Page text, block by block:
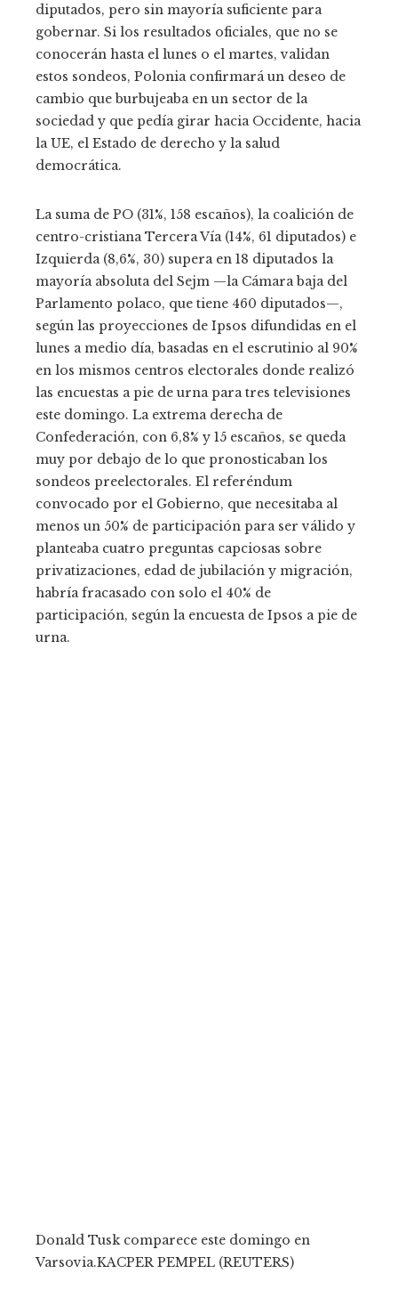
diputados, pero sin mayoría suficiente para
gobernar. Si los resultados oficiales, que no se
conocerán hasta el lunes o el martes, validan
estos sondeos, Polonia confirmará un deseo de
cambio que burbujeaba en un sector de la
sociedad y que pedía girar hacia Occidente, hacia
la UE, el Estado de derecho y la salud
democrática.
La suma de PO (31%, 158 escaños), la coalición de
centro-cristiana Tercera Vía (14%, 61 diputados) e
Izquierda (8,6%, 30) supera en 18 diputados la
mayoría absoluta del Sejm —la Cámara baja del
Parlamento polaco, que tiene 460 diputados—,
según las proyecciones de Ipsos difundidas en el
lunes a medio día, basadas en el escrutinio al 90%
en los mismos centros electorales donde realizó
las encuestas a pie de urna para tres televisiones
este domingo. La extrema derecha de
Confederación, con 6,8% y 15 escaños, se queda
muy por debajo de lo que pronosticaban los
sondeos preelectorales. El referéndum
convocado por el Gobierno, que necesitaba al
menos un 50% de participación para ser válido y
planteaba cuatro preguntas capciosas sobre
privatizaciones, edad de jubilación y migración,
habría fracasado con solo el 40% de
participación, según la encuesta de Ipsos a pie de
urna.
Donald Tusk comparece este domingo en
Varsovia.KACPER PEMPEL (REUTERS)